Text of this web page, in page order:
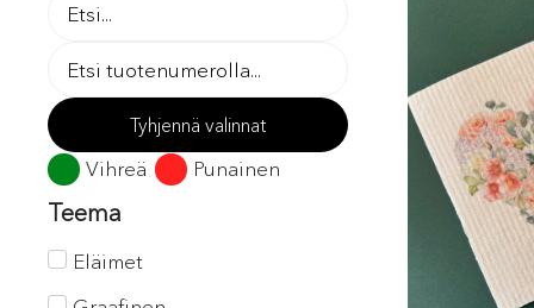
Tyhjennä valinnat
Vihreä Punainen
Teema
Eläimet